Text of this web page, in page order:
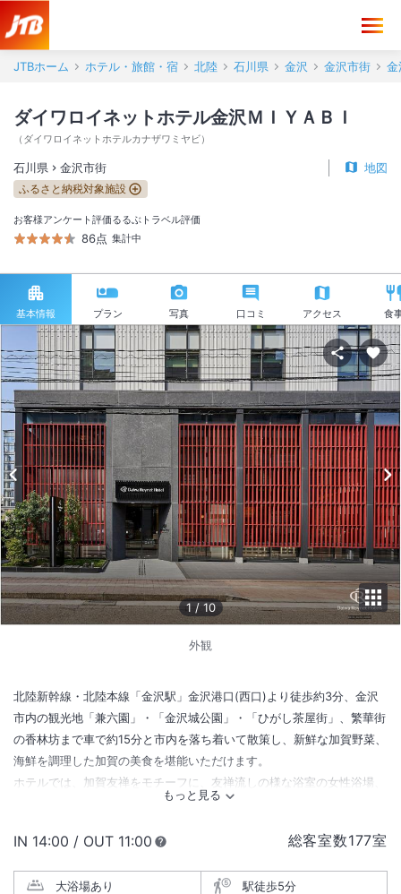
JTBホーム ホテル・旅館・宿 北陸 石川県 金沢 金沢市街 金
ダイワロイネットホテル金沢ＭＩＹＡＢＩ
（ ダイワロイネットホテルカナザワミヤビ）
石川県 金沢市街 地図
ふるさと納税対象施設
お客様アンケート評価
86点
るるぶトラベル評価
集計中
基本情報 プラン 写真 口コミ アクセス 食
1 / 10
外観
北陸新幹線・北陸本線「金沢駅」金沢港口(西口)より徒歩約3分、金沢
市内の観光地「兼六園」・「金沢城公園」・「ひがし茶屋街」、繁華街
の香林坊まで車で約15分と市内を落ち着いて散策し、新鮮な加賀野菜、
海鮮を調理した加賀の美食を堪能いただけます。
ホテルでは、加賀友禅をモチーフに、友禅流しの様な浴室の女性浴場、
ステンドグラスをイメージした淡い雰囲気の色合いの男性浴場にて旅の
総客室数177室
IN チェックイン
14:00 / OUT チェックアウト
11:00
大浴場あり
駅徒歩5分